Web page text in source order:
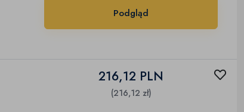
Podgląd
216,12 PLN
(216,12 zł)